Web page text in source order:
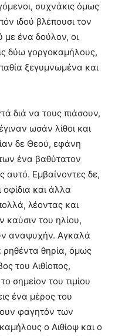
συχνάκις όμως
ιδού βλέπουσι τον
με ένα δούλον, οι
δύω γοργοκαμήλους,
ξεγυμνωμένα και
διά να τους πιάσουν,
ωσάν λίθοι και
δε Θεού, εφάνη
ένα βαθύτατον
αυτό. Eμβαίνοντες δε,
και άλλα
λέοντας και
καύσιν του ηλίου,
αναψυχήν. Aγκαλά
ρηθέντα θηρία, όμως
του Aιθίοπος,
σημείον του τιμίου
ένα μέρος του
φαγητόν των
ο Aιθίοψ και ο